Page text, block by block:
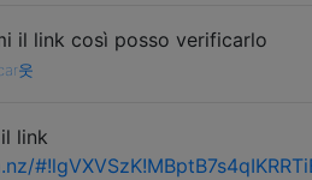
il link così posso verificarlo
웃
link